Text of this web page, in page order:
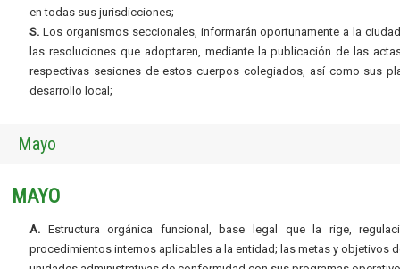
en todas sus jurisdicciones;
S. Los organismos seccionales, informarán oportunamente a la
las resoluciones que adoptaren, mediante la publicación de las
respectivas sesiones de estos cuerpos colegiados, así como sus
desarrollo local;
Mayo
MAYO
A. Estructura orgánica funcional, base legal que la rige,
procedimientos internos aplicables a la entidad; las metas y objetivos